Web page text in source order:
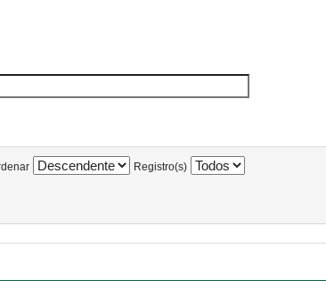
Registro(s)